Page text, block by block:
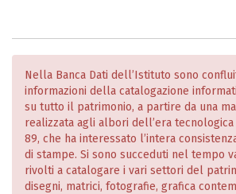
Nella Banca Dati dell’Istituto sono
informazioni della catalogazione
su tutto il patrimonio, a partire da una
realizzata agli albori dell’era
89, che ha interessato l’intera
di stampe. Si sono succeduti nel tempo
rivolti a catalogare i vari settori del
disegni, matrici, fotografie, grafica